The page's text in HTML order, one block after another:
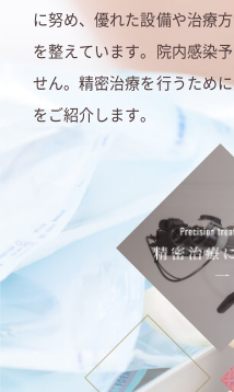
に努め、優れた設備や治療
を整えています。院内感染
せん。精密治療を行うため
をご紹介します。